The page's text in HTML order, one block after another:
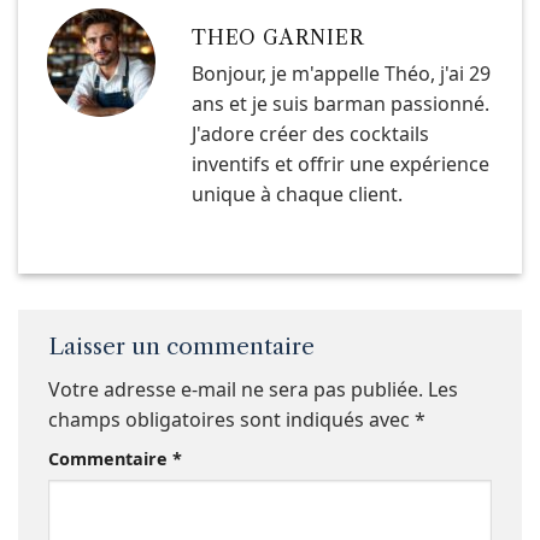
THEO GARNIER
Bonjour, je m'appelle Théo, j'ai 29
ans et je suis barman passionné.
J'adore créer des cocktails
inventifs et offrir une expérience
unique à chaque client.
Laisser un commentaire
Votre adresse e-mail ne sera pas publiée. Les
champs obligatoires sont indiqués avec *
Commentaire *